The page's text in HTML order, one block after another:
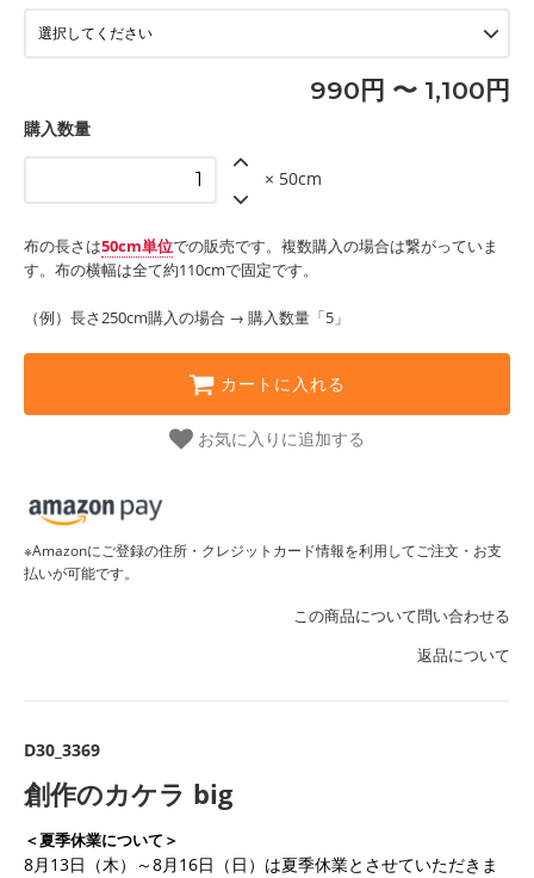
もっと詳しく見る
990円 〜 1,100円
購入数量
× 50cm
布の長さは50cm単位での販売です。複数購入の場合は繋がっていま
す。布の横幅は全て約110cmで固定です。
（例）長さ250cm購入の場合 → 購入数量「5」
カートに入れる
お気に入りに追加する
※Amazonにご登録の住所・クレジットカード情報を利用してご注文・お支
払いが可能です。
この商品について問い合わせる
返品について
D30_3369
創作のカケラ big
＜夏季休業について＞
8月13日（木）～8月16日（日）は夏季休業とさせていただきま